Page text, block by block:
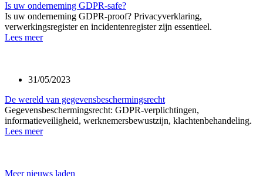
Is uw onderneming GDPR-safe?
Is uw onderneming GDPR-proof? Privacyverklaring,
verwerkingsregister en incidentenregister zijn essentieel.
Lees meer
31/05/2023
De wereld van gegevensbeschermingsrecht
Gegevensbeschermingsrecht: GDPR-verplichtingen,
informatieveiligheid, werknemersbewustzijn, klachtenbehandeling.
Lees meer
Meer nieuws laden